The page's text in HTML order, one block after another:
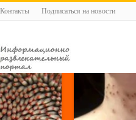
Контакты Подписаться на новости